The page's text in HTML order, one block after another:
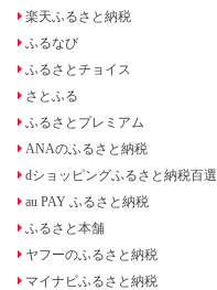
楽天ふるさと納税
ふるなび
ふるさとチョイス
さとふる
ふるさとプレミアム
ANAのふるさと納税
dショッピングふるさと納税百選
au PAY ふるさと納税
ふるさと本舗
ヤフーのふるさと納税
マイナビふるさと納税